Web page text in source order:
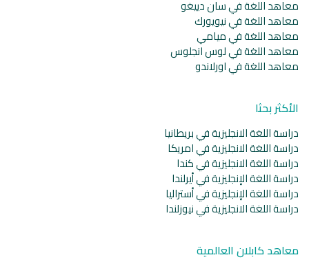
معاهد اللغة في سان دييغو
معاهد اللغة في نيويورك
معاهد اللغة في ميامي
معاهد اللغة في لوس انجلوس
معاهد اللغة في اورلاندو
الأكثر بحثا
دراسة اللغة الانجليزية في بريطانيا
دراسة اللغة الانجليزية في امريكا
دراسة اللغة الانجليزية في كندا
دراسة اللغة الإنجليزية في أيرلندا
دراسة اللغة الإنجليزية في أستراليا
دراسة اللغة الانجليزية في نيوزلندا
معاهد كابلان العالمية